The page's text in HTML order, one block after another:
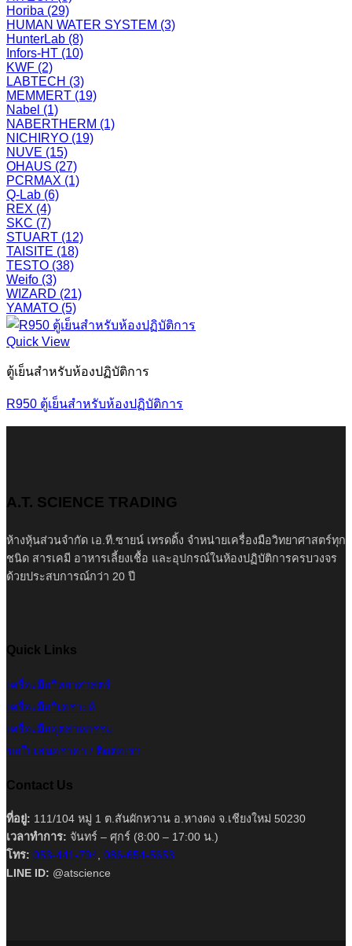
Horiba (29)
HUMAN WATER SYSTEM (3)
HunterLab (8)
Infors-HT (10)
KWF (2)
LABTECH (3)
MEMMERT (19)
Nabel (1)
NABERTHERM (1)
NICHIRYO (19)
NUVE (15)
OHAUS (27)
PCRMAX (1)
Q-Lab (6)
REX (4)
SKC (7)
STUART (12)
TAISITE (18)
TESTO (38)
Weifo (3)
WIZARD (21)
YAMATO (5)
Quick View
ตู้เย็นสำหรับห้องปฏิบัติการ
R950 ตู้เย็นสำหรับห้องปฏิบัติการ
A.T. SCIENCE TRADING
ห้างหุ้นส่วนจำกัด เอ.ที.ซายน์ เทรดดิ้ง จำหน่ายเครื่องมือวิทยาศาสตร์ทุก
ชนิด สารเคมี อาหารเลี้ยงเชื้อ และอุปกรณ์ในห้องปฏิบัติการครบวงจร
ด้วยประสบการณ์กว่า 20 ปี
Quick Links
เครื่องมือวิทยาศาสตร์
เครื่องมือวิเคราะห์
เครื่องมืออุตสาหกรรม
ขอใบเสนอราคา / ติดต่อเรา
Contact Us
ที่อยู่: 111/104 หมู่ 1 ต.สันผักหวาน อ.หางดง จ.เชียงใหม่ 50230
เวลาทำการ: จันทร์ – ศุกร์ (8:00 – 17:00 น.)
โทร: 053-441-794 086-654-5653
LINE ID: @atscience